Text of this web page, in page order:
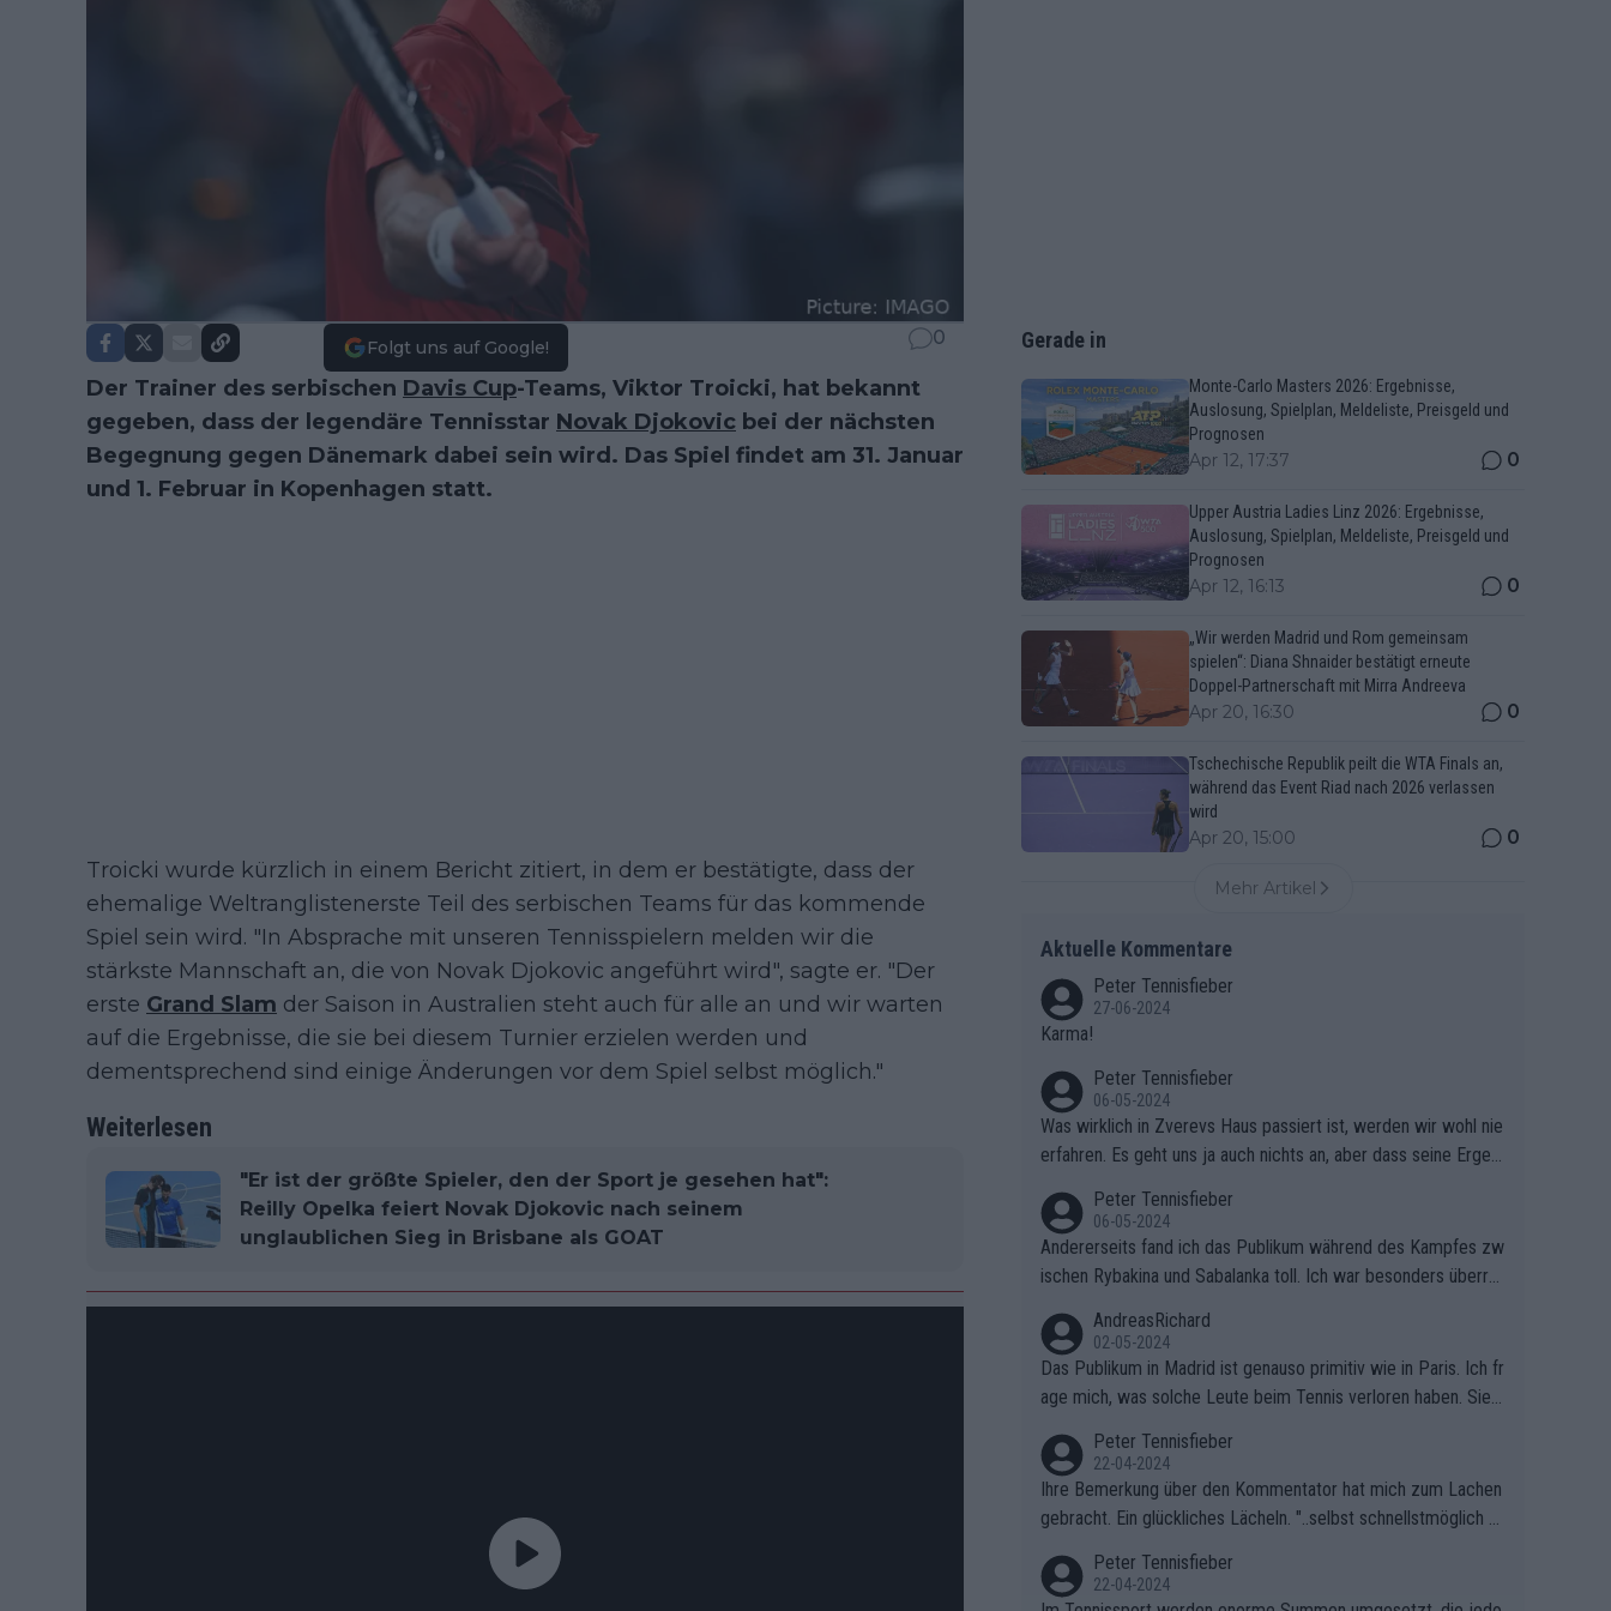
Folgt uns auf Google! 0
Der Trainer des serbischen Davis Cup-Teams, Viktor Troicki, hat bekannt
gegeben, dass der legendäre Tennisstar Novak Djokovic bei der nächsten
Begegnung gegen Dänemark dabei sein wird. Das Spiel findet am 31. Januar
und 1. Februar in Kopenhagen statt.
Troicki wurde kürzlich in einem Bericht zitiert, in dem er bestätigte, dass der
ehemalige Weltranglistenerste Teil des serbischen Teams für das kommende
Spiel sein wird. "In Absprache mit unseren Tennisspielern melden wir die
stärkste Mannschaft an, die von Novak Djokovic angeführt wird", sagte er. "Der
erste Grand Slam der Saison in Australien steht auch für alle an und wir warten
auf die Ergebnisse, die sie bei diesem Turnier erzielen werden und
dementsprechend sind einige Änderungen vor dem Spiel selbst möglich."
Weiterlesen
"Er ist der größte Spieler, den der Sport je gesehen hat":
Reilly Opelka feiert Novak Djokovic nach seinem
unglaublichen Sieg in Brisbane als GOAT
Gerade in
Monte-Carlo Masters 2026: Ergebnisse,
Auslosung, Spielplan, Meldeliste, Preisgeld und
Prognosen
Apr 12, 17:37 0
Upper Austria Ladies Linz 2026: Ergebnisse,
Auslosung, Spielplan, Meldeliste, Preisgeld und
Prognosen
Apr 12, 16:13 0
„Wir werden Madrid und Rom gemeinsam
spielen“: Diana Shnaider bestätigt erneute
Doppel-Partnerschaft mit Mirra Andreeva
Apr 20, 16:30 0
Tschechische Republik peilt die WTA Finals an,
während das Event Riad nach 2026 verlassen
wird
Apr 20, 15:00 0
Mehr Artikel
Aktuelle Kommentare
Peter Tennisfieber
27-06-2024
Karma!
Peter Tennisfieber
06-05-2024
Was wirklich in Zverevs Haus passiert ist, werden wir wohl nie
erfahren. Es geht uns ja auch nichts an, aber dass seine Ergeb
Peter Tennisfieber
06-05-2024
Andererseits fand ich das Publikum während des Kampfes zw
ischen Rybakina und Sabalanka toll. Ich war besonders überras
AndreasRichard
02-05-2024
Das Publikum in Madrid ist genauso primitiv wie in Paris. Ich fr
age mich, was solche Leute beim Tennis verloren haben. Sie s
ben.
Peter Tennisfieber
22-04-2024
Ihre Bemerkung über den Kommentator hat mich zum Lachen
gebracht. Ein glückliches Lächeln. "..selbst schnellstmöglich na
Peter Tennisfieber
22-04-2024